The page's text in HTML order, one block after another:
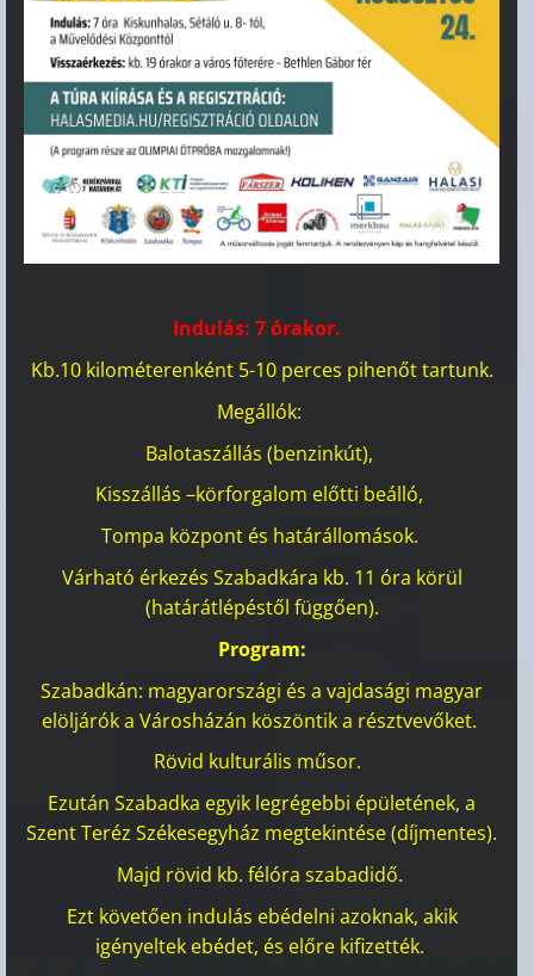
Indulás: 7 órakor.
Kb.10 kilométerenként 5-10 perces pihenőt tartunk.
Megállók:
Balotaszállás (benzinkút),
Kisszállás –körforgalom előtti beálló,
Tompa központ és határállomások.
Várható érkezés Szabadkára kb. 11 óra körül
(határátlépéstől függően).
Program:
Szabadkán: magyarországi és a vajdasági magyar
elöljárók a Városházán köszöntik a résztvevőket.
Rövid kulturális műsor.
Ezután Szabadka egyik legrégebbi épületének, a
Szent Teréz Székesegyház megtekintése (díjmentes).
Majd rövid kb. félóra szabadidő.
Ezt követően indulás ebédelni azoknak, akik
igényeltek ebédet, és előre kifizették.